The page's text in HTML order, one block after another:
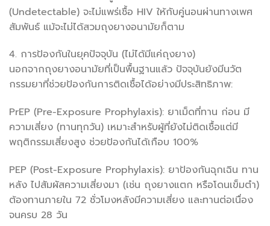
(Undetectable) จะไม่แพร่เชื้อ HIV ให้กับคู่นอนผ่านทางเพศ
สัมพันธ์ แม้จะไม่ได้สวมถุงยางอนามัยก็ตาม
4. การป้องกันในยุคปัจจุบัน (ไม่ได้มีแค่ถุงยาง)
นอกจากถุงยางอนามัยที่เป็นพื้นฐานแล้ว ปัจจุบันยังมีนวัต
กรรมยาที่ช่วยป้องกันการติดเชื้อได้อย่างมีประสิทธิภาพ:
PrEP (Pre-Exposure Prophylaxis): ยาเม็ดที่ทาน ก่อน มี
ความเสี่ยง (ทานทุกวัน) เหมาะสำหรับผู้ที่ยังไม่ติดเชื้อแต่มี
พฤติกรรมเสี่ยงสูง ช่วยป้องกันได้เกือบ 100%
PEP (Post-Exposure Prophylaxis): ยาป้องกันฉุกเฉิน ทาน
หลัง ไปสัมผัสความเสี่ยงมา (เช่น ถุงยางแตก หรือโดนเข็มตำ)
ต้องทานภายใน 72 ชั่วโมงหลังมีความเสี่ยง และทานต่อเนื่อง
จนครบ 28 วัน